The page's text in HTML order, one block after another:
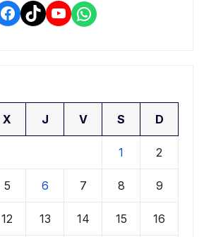
Facebook
TikTokYouTube
WhatsApp
X J V S D
1 2
5 6 7 8 9
12 13 14 15 16